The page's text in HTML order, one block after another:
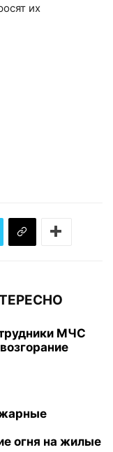
их
МЧС
огня на жилые